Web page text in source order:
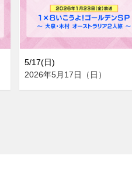
5/17(日)
2026年5月17日（日）